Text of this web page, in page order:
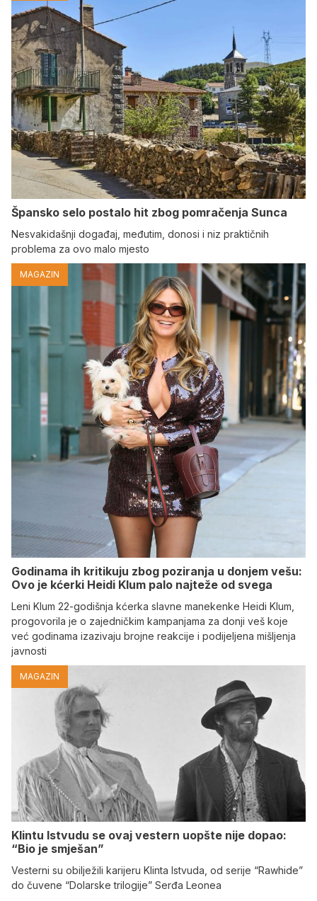
Špansko selo postalo hit zbog pomračenja Sunca
Nesvakidašnji događaj, međutim, donosi i niz praktičnih
problema za ovo malo mjesto
MAGAZIN
Godinama ih kritikuju zbog poziranja u donjem vešu:
Ovo je kćerki Heidi Klum palo najteže od svega
Leni Klum 22-godišnja kćerka slavne manekenke Heidi Klum,
progovorila je o zajedničkim kampanjama za donji veš koje
već godinama izazivaju brojne reakcije i podijeljena mišljenja
javnosti
MAGAZIN
Klintu Istvudu se ovaj vestern uopšte nije dopao:
“Bio je smješan”
Vesterni su obilježili karijeru Klinta Istvuda, od serije “Rawhide”
do čuvene “Dolarske trilogije” Serđa Leonea